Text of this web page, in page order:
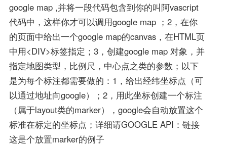
google map ,并将一段代码包含到你的叫阿vascript
代码中，这样你才可以调用google map ；2，在你
的页面中给出一个google map的canvas，在HTML页
中用<DIV>标签指定；3，创建google map 对象，并
指定地图类型，比例尺，中心点之类的参数；以下
是为每个标注都需要做的：1，给出经纬坐标点（可
以通过地址向google）；2，用此坐标创建一个标注
（属于layout类的marker），google会自动放置这个
标准在标定的坐标点；详细请GOOGLE API：链接
这是个放置marker的例子